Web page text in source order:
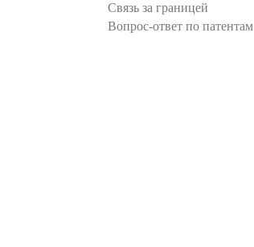
Связь за границей
Вопрос-ответ по патентам